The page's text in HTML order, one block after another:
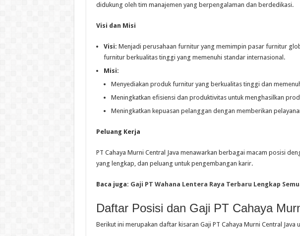
didukung oleh tim manajemen yang berpengalaman dan berdedikasi.
Visi dan Misi
Visi: Menjadi perusahaan furnitur yang memimpin pasar furnitur
furnitur berkualitas tinggi yang memenuhi standar internasional.
Misi:
Menyediakan produk furnitur yang berkualitas tinggi dan
Meningkatkan efisiensi dan produktivitas untuk menghasilkan
Meningkatkan kepuasan pelanggan dengan memberikan
Peluang Kerja
PT Cahaya Murni Central Java menawarkan berbagai macam posisi
yang lengkap, dan peluang untuk pengembangan karir.
Baca juga: Gaji PT Wahana Lentera Raya Terbaru Lengkap
Daftar Posisi dan Gaji PT Cahaya
Berikut ini merupakan daftar kisaran Gaji PT Cahaya Murni Central Java